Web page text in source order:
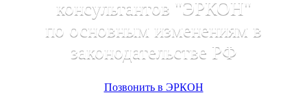
консультантов "ЭРКОН"
по основным изменениям в
законодательстве РФ
Позвонить в ЭРКОН